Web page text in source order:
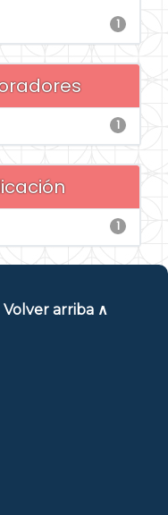
1
1
1
Volver arriba ∧